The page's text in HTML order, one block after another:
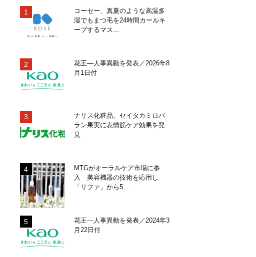
コーセー、真夏のような高温多
湿でもまつ毛を24時間カールキ
ープするマス...
花王―人事異動を発表／2026年8
月1日付
ナリス化粧品、セイタカミロバ
ラン果実に表情筋ケア効果を発
見
MTGがオーラルケア市場に参
入 美容機器の技術を応用し
「リファ」から5...
花王―人事異動を発表／2024年3
月22日付